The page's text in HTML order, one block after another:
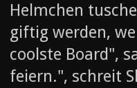
Helmchen
giftig werden,
coolste Board",
feiern.", schreit